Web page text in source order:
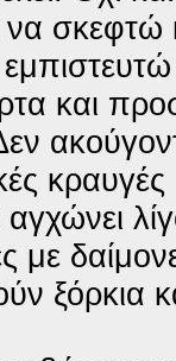
να
και
με
ξόρκια